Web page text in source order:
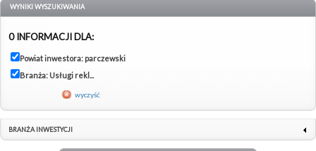
WYNIKI WYSZUKIWANIA
0 INFORMACJI DLA:
Powiat inwestora: parczewski
Branża: Usługi rekl...
wyczyść
BRANŻA INWESTYCJI